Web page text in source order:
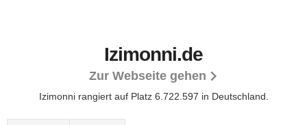
Izimonni.de
Zur Webseite gehen
Izimonni rangiert auf Platz 6.722.597 in Deutschland.